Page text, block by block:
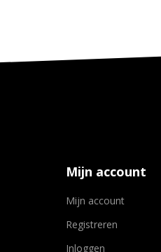
Mijn account
Mijn account
Registreren
Inloggen